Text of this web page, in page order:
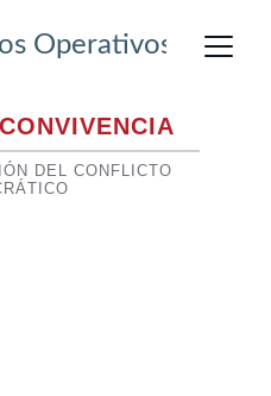
Operativos